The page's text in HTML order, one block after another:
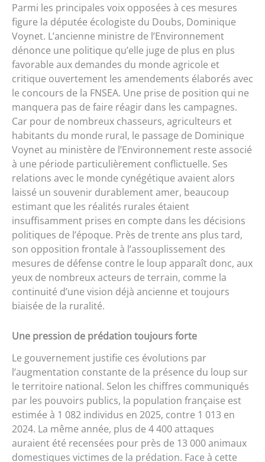
Parmi les principales voix opposées à ces mesures
figure la députée écologiste du Doubs, Dominique
Voynet. L’ancienne ministre de l’Environnement
dénonce une politique qu’elle juge de plus en plus
favorable aux demandes du monde agricole et
critique ouvertement les amendements élaborés avec
le concours de la FNSEA. Une prise de position qui ne
manquera pas de faire réagir dans les campagnes.
Car pour de nombreux chasseurs, agriculteurs et
habitants du monde rural, le passage de Dominique
Voynet au ministère de l’Environnement reste associé
à une période particulièrement conflictuelle. Ses
relations avec le monde cynégétique avaient alors
laissé un souvenir durablement amer, beaucoup
estimant que les réalités rurales étaient
insuffisamment prises en compte dans les décisions
politiques de l’époque. Près de trente ans plus tard,
son opposition frontale à l’assouplissement des
mesures de défense contre le loup apparaît donc, aux
yeux de nombreux acteurs de terrain, comme la
continuité d’une vision déjà ancienne et toujours
biaisée de la ruralité.
Une pression de prédation toujours forte
Le gouvernement justifie ces évolutions par
l’augmentation constante de la présence du loup sur
le territoire national. Selon les chiffres communiqués
par les pouvoirs publics, la population française est
estimée à 1 082 individus en 2025, contre 1 013 en
2024. La même année, plus de 4 400 attaques
auraient été recensées pour près de 13 000 animaux
domestiques victimes de la prédation. Face à cette